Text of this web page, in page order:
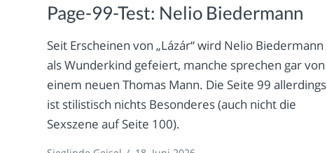
Page-99-Test: Nelio Biedermann
Seit Erscheinen von „Lázár“ wird Nelio Biedermann
als Wunderkind gefeiert, manche sprechen gar von
einem neuen Thomas Mann. Die Seite 99 allerdings
ist stilistisch nichts Besonderes (auch nicht die
Sexszene auf Seite 100).